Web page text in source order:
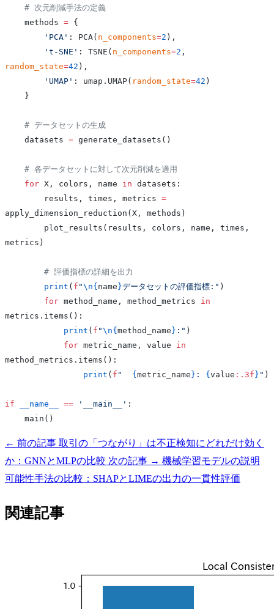
    # 次元削減手法の定義
    methods
= {
        'PCA'
: PCA( n_components=2 ),
        't-SNE'
: TSNE( n_components=2
random_state=42 ),
        'UMAP'
: umap.UMAP( random_state=42 )
    }
    # データセットの生成
    datasets
= generate_datasets()
    # 各データセットに対して次元削減を適用
    for
X, colors, name in datasets:
        results, times, metrics
=
apply_dimension_reduction(X, methods)
metrics)
        # 評価指標の詳細を出力
        print
( f "\n{name}データセットの評価指標:" )
        for
method_name, method_metrics in
metrics.items():
            print
( f "\n{method_name} :" )
            for
metric_name, value in
method_metrics.items():
                print
( f " {metric_name} : {value :.3f} " )
if __name__ == '__main__' :
    main()
← 前の記事 取引の「つながり」は不正検知にどれだけ効く
か：GNNとMLPの比較 次の記事 → 機械学習モデルの説明
可能性手法の比較：SHAPとLIMEの出力の一貫性評価
関連記事